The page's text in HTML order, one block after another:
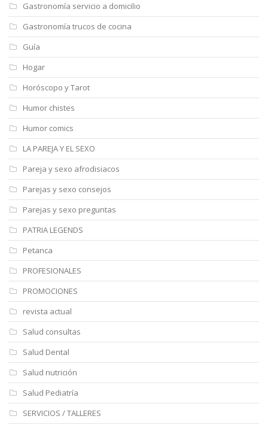
Gastronomía servicio a domicilio
Gastronomía trucos de cocina
Guía
Hogar
Horóscopo y Tarot
Humor chistes
Humor comics
LA PAREJA Y EL SEXO
Pareja y sexo afrodisiacos
Parejas y sexo consejos
Parejas y sexo preguntas
PATRIA LEGENDS
Petanca
PROFESIONALES
PROMOCIONES
revista actual
Salud consultas
Salud Dental
Salud nutrición
Salud Pediatría
SERVICIOS / TALLERES